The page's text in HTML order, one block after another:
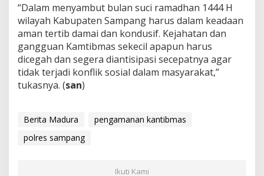
“Dalam menyambut bulan suci ramadhan 1444 H
wilayah Kabupaten Sampang harus dalam keadaan
aman tertib damai dan kondusif. Kejahatan dan
gangguan Kamtibmas sekecil apapun harus
dicegah dan segera diantisipasi secepatnya agar
tidak terjadi konflik sosial dalam masyarakat,”
tukasnya. (san)
Berita Madura
pengamanan kantibmas
polres sampang
Ikuti Kami